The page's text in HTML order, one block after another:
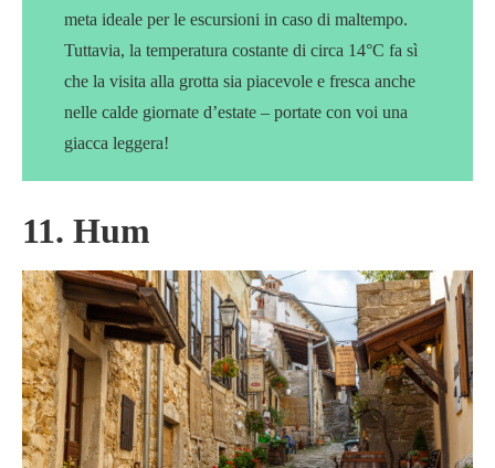
meta ideale per le escursioni in caso di maltempo.
Tuttavia, la temperatura costante di circa 14°C fa sì
che la visita alla grotta sia piacevole e fresca anche
nelle calde giornate d’estate – portate con voi una
giacca leggera!
11. Hum